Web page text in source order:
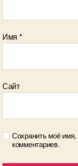
Имя *
Сайт
Сохранить моё
комментариев.